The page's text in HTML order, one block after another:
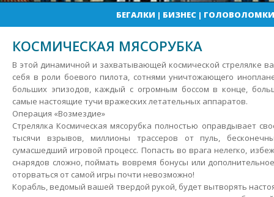
БЕГАЛКИ | БИЗНЕС| ГОЛОВОЛОМКИ
КОСМИЧЕСКАЯ МЯСОРУБКА
В этой динамичной и захватывающей космической стрелялке
себя в роли боевого пилота, сотнями уничтожающего
больших эпизодов, каждый с огромным боссом в конце,
самые настоящие тучи вражеских летательных аппаратов.
Операция «Возмездие»
Стрелялка Космическая мясорубка полностью оправдывает
тысячи взрывов, миллионы трассеров от пуль,
сумасшедший игровой процесс. Попасть во врага нелегко,
снарядов сложно, поймать вовремя бонусы или
оторваться от самой игры почти невозможно!
Корабль, ведомый вашей твердой рукой, будет вытворять